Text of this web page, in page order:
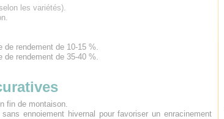
les variétés).
rendement de 10-15 %.
rendement de 35-40 %.
fin de montaison.
ennoiement hivernal pour favoriser un enracinement